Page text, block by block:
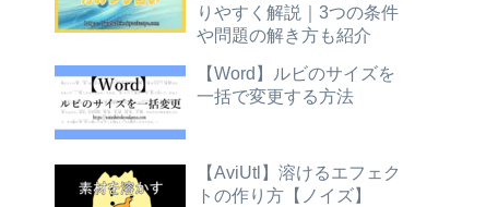
りやすく解説｜3つの条件
や問題の解き方も紹介
【Word】ルビのサイズを
一括で変更する方法
【AviUtl】溶けるエフェク
トの作り方【ノイズ】